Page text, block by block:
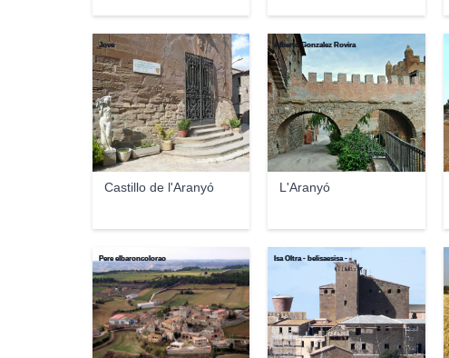
Castillo de l'Aranyó
Jove
L'Aranyó
Alberto Gonzalez Rovira
Pere elbaroncolorao Isa Oltra - belisaesisa -